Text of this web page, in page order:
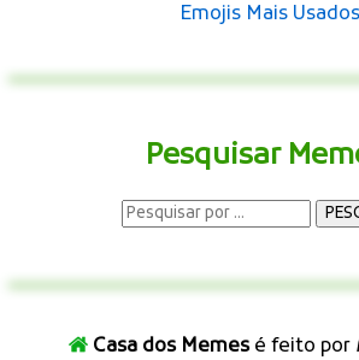
Emojis Mais Usados
Pesquisar
Casa dos Memesé feito por